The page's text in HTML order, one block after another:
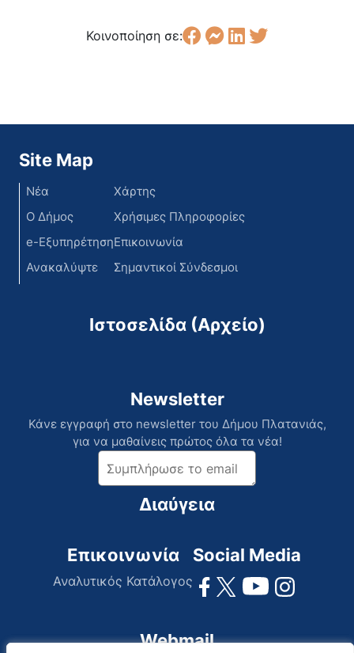
Κοινοποίηση σε:
Site Map
Νέα
Ο Δήμος
e-Εξυπηρέτηση
Ανακαλύψτε
Χάρτης
Χρήσιμες Πληροφορίες
Επικοινωνία
Σημαντικοί Σύνδεσμοι
Ιστοσελίδα (Αρχείο)
Newsletter
Κάνε εγγραφή στο newsletter του Δήμου Πλατανιάς,
για να μαθαίνεις πρώτος όλα τα νέα!
Διαύγεια
Επικοινωνία
Αναλυτικός Κατάλογος
Social Media
Webmail